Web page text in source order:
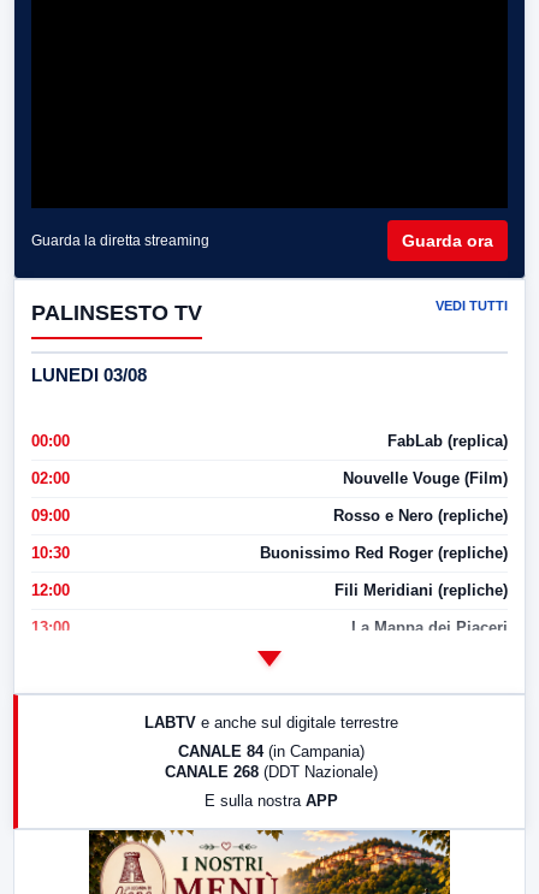
Guarda la diretta streaming Guarda ora
PALINSESTO TV VEDI TUTTI
LUNEDI 03/08
00:00 FabLab (replica)
02:00 Nouvelle Vouge (Film)
09:00 Rosso e Nero (repliche)
10:30 Buonissimo Red Roger (repliche)
12:00 Fili Meridiani (repliche)
13:00 La Mappa dei Piaceri
LabNews (replica)
LABTV e anche sul digitale terrestre
CANALE 84 (in Campania)
CANALE 268 (DDT Nazionale)
E sulla nostra APP